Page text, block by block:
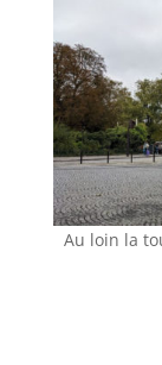
Au loin la